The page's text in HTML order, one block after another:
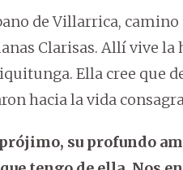
de Villarrica, camino
Clarisas. Allí vive la
Ella cree que
hacia la vida
su profundo